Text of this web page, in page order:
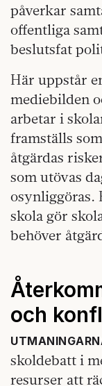
påverkar
offentliga
beslutsfat
Här uppstår
mediebilden
arbetar i
framställs
åtgärdas
som utövas
osynliggöras.
skola gör
behöver
och
skoldebatt i
resurser att